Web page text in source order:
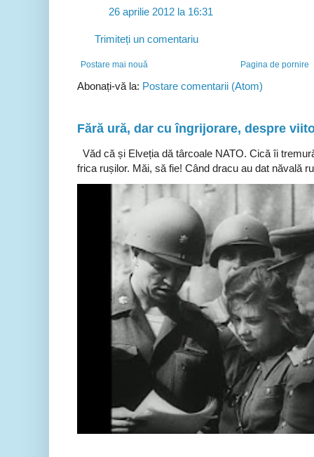
26 aprilie 2012 la 16:31
Trimiteți un comentariu
Postare mai nouă Pagina de pornire
Abonați-vă la: Postare comentarii (Atom)
Fără ură, dar cu îngrijorare, despre
Văd că și Elveția dă târcoale NATO. Cică îi
frica rușilor. Măi, să fie! Când dracu au dat năvală